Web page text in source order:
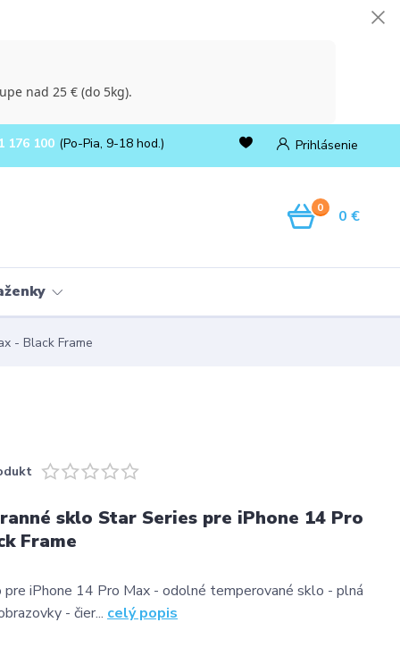
nad 25 € (do 5kg).
Prihlásenie
176 100 (Po-Pia, 9-18 hod.)
0 0 €
- Black Frame
sklo Star Series pre iPhone 14 Pro
Frame
pre iPhone 14 Pro Max - odolné temperované sklo - plná
- čier... celý popis